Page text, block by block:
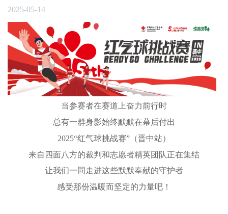
2025-05-14
当参赛者在赛道上奋力前行时
总有一群身影始终默默在幕后付出
2025“红气球挑战赛”（晋中站）
来自四面八方的裁判和志愿者精英团队正在集结
让我们一同走进这些默默奉献的守护者
感受那份温暖而坚定的力量吧！